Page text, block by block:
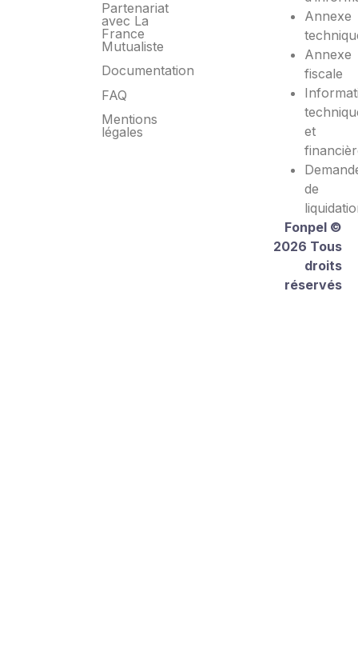
Partenariat
avec La
France
Mutualiste
Documentation
FAQ
Mentions
légales
Annexe
Annexe
fiscale
et
de
Fonpel ©
2026 Tous
droits
réservés